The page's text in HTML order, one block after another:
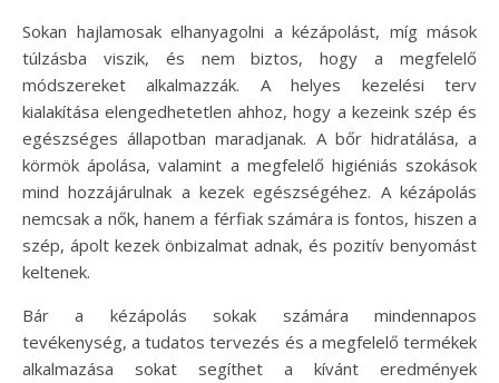
Sokan hajlamosak elhanyagolni a kézápolást, míg mások
túlzásba viszik, és nem biztos, hogy a megfelelő
módszereket alkalmazzák. A helyes kezelési terv
kialakítása elengedhetetlen ahhoz, hogy a kezeink szép és
egészséges állapotban maradjanak. A bőr hidratálása, a
körmök ápolása, valamint a megfelelő higiéniás szokások
mind hozzájárulnak a kezek egészségéhez. A kézápolás
nemcsak a nők, hanem a férfiak számára is fontos, hiszen a
szép, ápolt kezek önbizalmat adnak, és pozitív benyomást
keltenek.
Bár a kézápolás sokak számára mindennapos
tevékenység, a tudatos tervezés és a megfelelő termékek
alkalmazása sokat segíthet a kívánt eredmények